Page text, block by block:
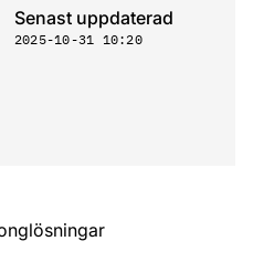
Senast uppdaterad
2025-10-31 10:20